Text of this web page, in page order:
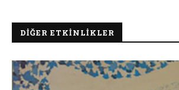
DIĞER ETKINLIKLER